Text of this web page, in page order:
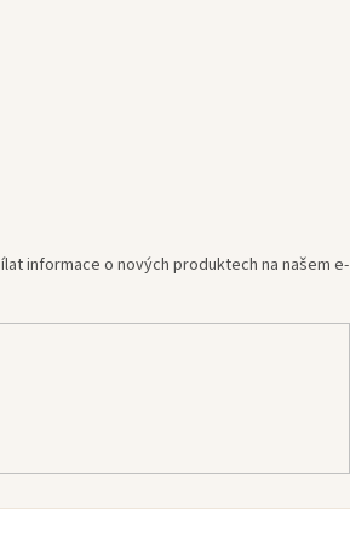
informace o nových produktech na našem e-